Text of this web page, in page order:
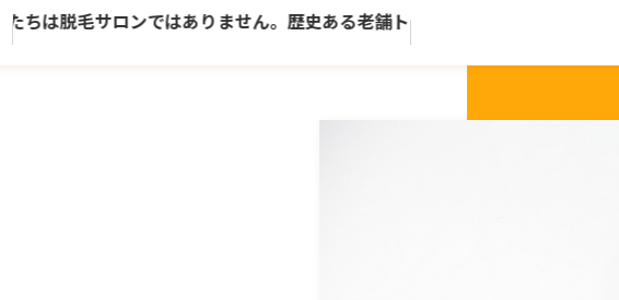
脱毛サロンではありません。歴史ある老舗トータルビューティーサロンです。